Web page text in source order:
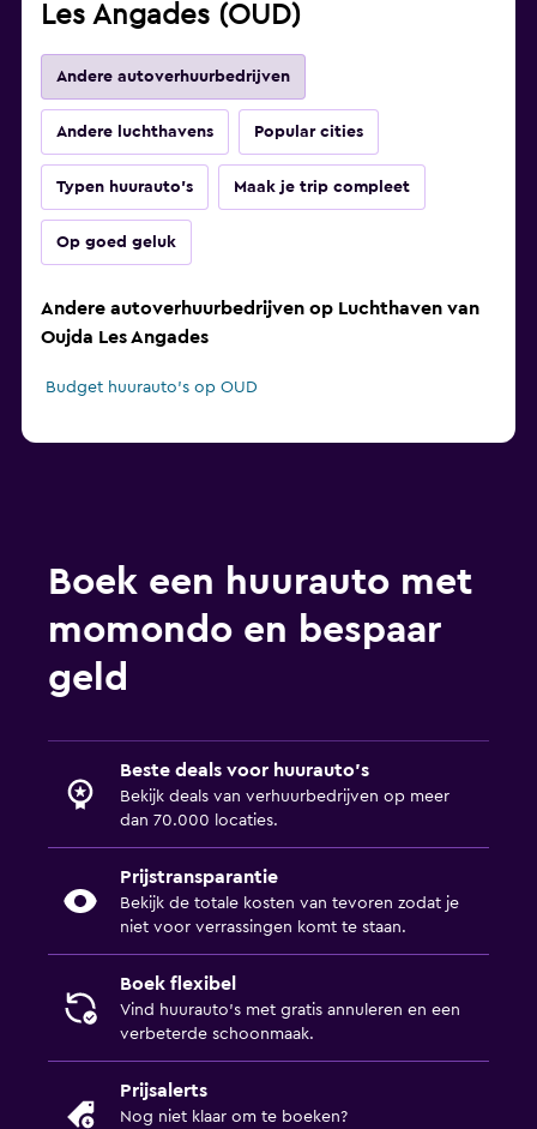
Les Angades (OUD)
Andere autoverhuurbedrijven
Andere luchthavens Popular cities
Typen huurauto's Maak je trip compleet
Op goed geluk
Andere autoverhuurbedrijven op Luchthaven van
Oujda Les Angades
Budget huurauto's op OUD
Boek een huurauto met
momondo en bespaar
geld
Beste deals voor huurauto's
Bekijk deals van verhuurbedrijven op meer
dan 70.000 locaties.
Prijstransparantie
Bekijk de totale kosten van tevoren zodat je
niet voor verrassingen komt te staan.
Boek flexibel
Vind huurauto's met gratis annuleren en een
verbeterde schoonmaak.
Prijsalerts
Nog niet klaar om te boeken?